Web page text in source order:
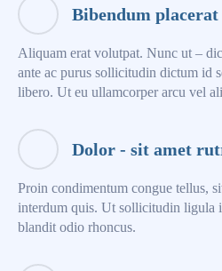
Bibendum
Aliquam erat volutpat. Nunc ut –
ante ac purus sollicitudin dictum id
libero. Ut eu ullamcorper arcu vel
Dolor - sit amet
Proin condimentum congue tellus,
interdum quis. Ut sollicitudin ligula
blandit odio rhoncus.